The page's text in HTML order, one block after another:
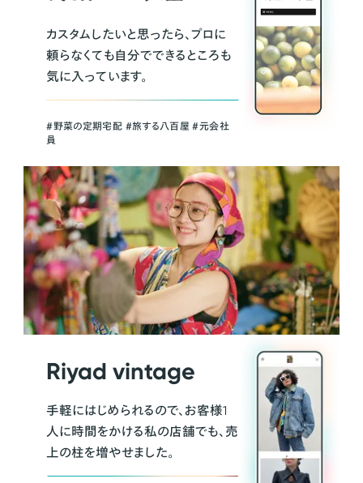
カスタムしたいと思ったら、プロに
頼らなくても自分でできるところも
気に入っています。
＃野菜の定期宅配 ＃旅する八百屋 ＃元会社
員
Riyad vintage
手軽にはじめられるので、お客様1
人に時間をかける私の店舗でも、売
上の柱を増やせました。